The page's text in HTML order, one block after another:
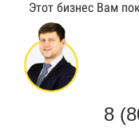
Этот бизнес Вам
8